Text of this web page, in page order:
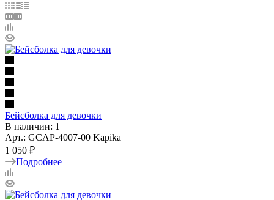
Бейсболка для девочки
В наличии: 1
Арт.: GCAP-4007-00 Kapika
1 050 ₽
Подробнее